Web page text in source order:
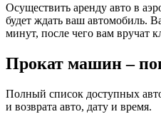
Осуществить аренду авто в
будет ждать ваш автомобиль.
минут, после чего вам вручат
Прокат машин –
Полный список доступных
и возврата авто, дату и время.